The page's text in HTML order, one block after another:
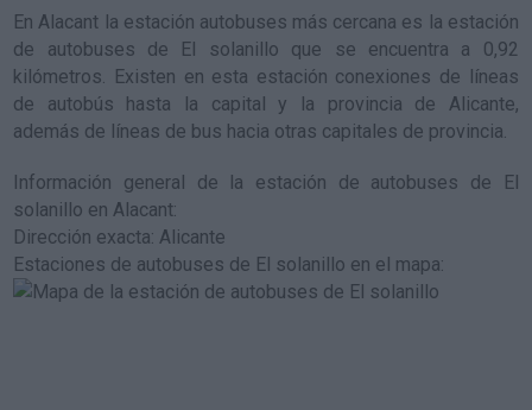
En Alacant la estación autobuses más cercana es la estación
de autobuses de El solanillo que se encuentra a 0,92
kilómetros. Existen en esta estación conexiones de líneas
de autobús hasta la capital y la provincia de Alicante,
además de líneas de bus hacia otras capitales de provincia.
Información general de la estación de autobuses de El
solanillo en Alacant:
Dirección exacta: Alicante
Estaciones de autobuses de El solanillo en el mapa: